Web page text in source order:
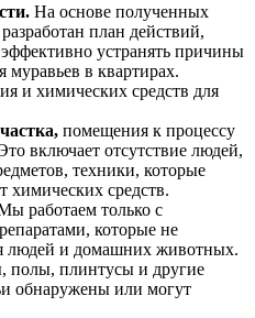
На основе полученных
план действий,
устранять причины
муравьев в квартирах.
и химических средств для
помещения к процессу
включает отсутствие людей,
техники, которые
химических средств.
работаем только с
которые не
людей и домашних животных.
полы, плинтусы и другие
обнаружены или могут